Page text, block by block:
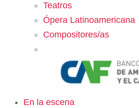
Teatros
Ópera Latinoamericana
Compositores/as
En la escena